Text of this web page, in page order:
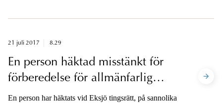
21 juli 2017 8.29
En person häktad misstänkt för
förberedelse för allmänfarlig
ödeläggelse
En person har häktats vid Eksjö tingsrätt, på sannolika